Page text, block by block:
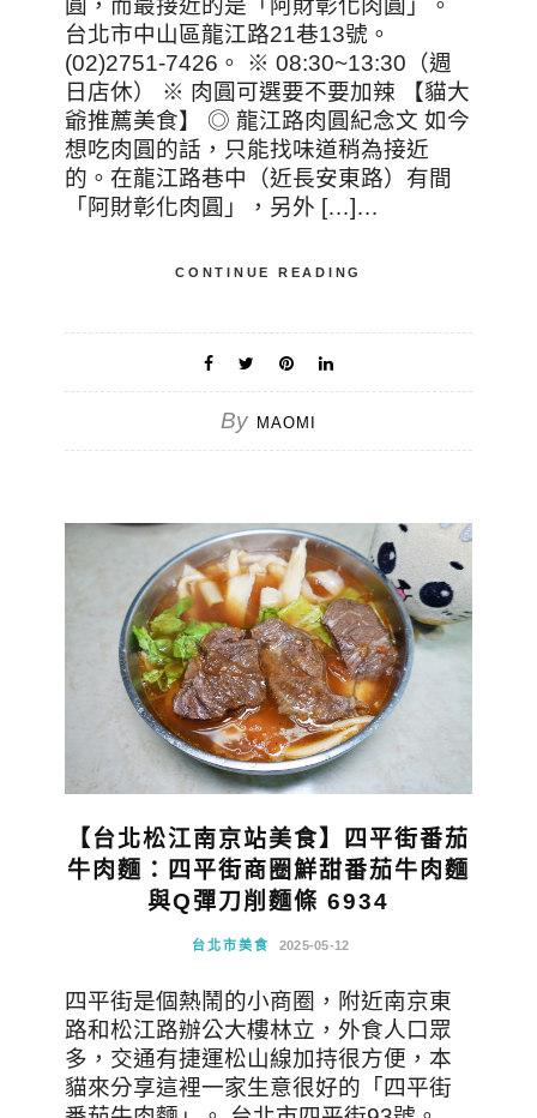
圓，而最接近的是「阿財彰化肉圓」。
台北市中山區龍江路21巷13號。
(02)2751-7426。 ※ 08:30~13:30（週
日店休） ※ 肉圓可選要不要加辣 【貓大
爺推薦美食】 ◎ 龍江路肉圓紀念文 如今
想吃肉圓的話，只能找味道稍為接近
的。在龍江路巷中（近長安東路）有間
「阿財彰化肉圓」，另外 […]…
CONTINUE READING
By MAOMI
【台北松江南京站美食】四平街番茄
牛肉麵：四平街商圈鮮甜番茄牛肉麵
與Q彈刀削麵條 6934
台北市美食 2025-05-12
四平街是個熱鬧的小商圈，附近南京東
路和松江路辦公大樓林立，外食人口眾
多，交通有捷運松山線加持很方便，本
貓來分享這裡一家生意很好的「四平街